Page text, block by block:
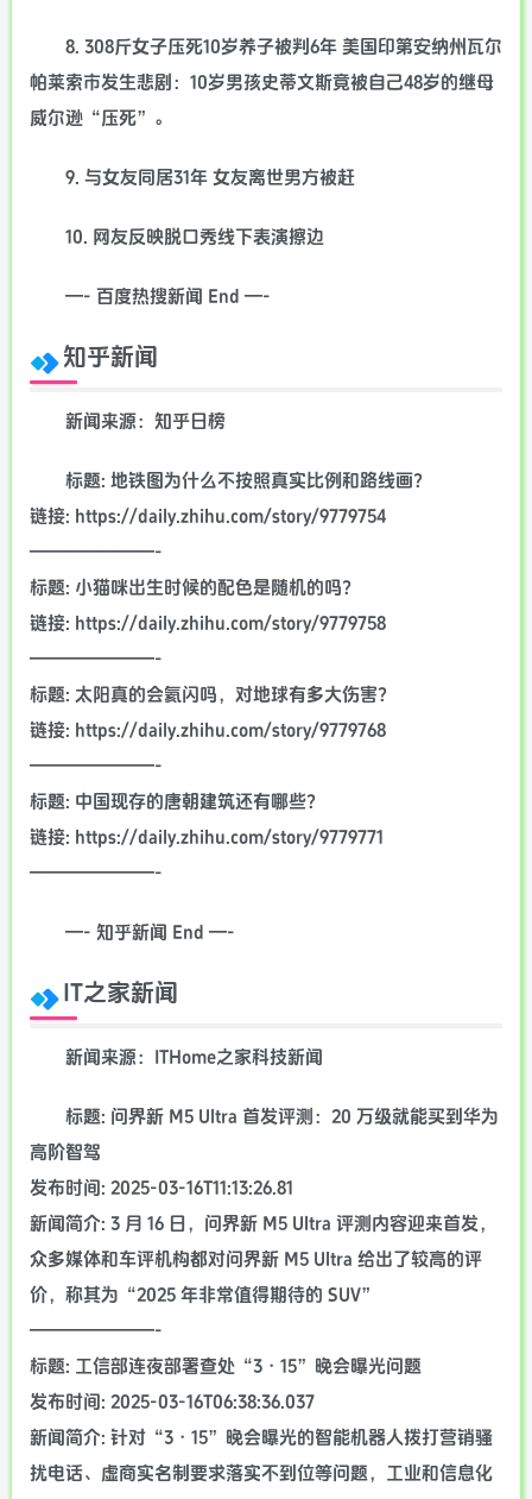
8. 308斤女子压死10岁养子被判6年 美国印第安纳州瓦尔
帕莱索市发生悲剧：10岁男孩史蒂文斯竟被自己48岁的继母
威尔逊“压死”。
9. 与女友同居31年 女友离世男方被赶
10. 网友反映脱口秀线下表演擦边
—- 百度热搜新闻 End —-
知乎新闻
新闻来源：知乎日榜
标题: 地铁图为什么不按照真实比例和路线画？
链接: https://daily.zhihu.com/story/9779754
———————-
标题: 小猫咪出生时候的配色是随机的吗？
链接: https://daily.zhihu.com/story/9779758
———————-
标题: 太阳真的会氦闪吗，对地球有多大伤害？
链接: https://daily.zhihu.com/story/9779768
———————-
标题: 中国现存的唐朝建筑还有哪些？
链接: https://daily.zhihu.com/story/9779771
———————-
—- 知乎新闻 End —-
IT之家新闻
新闻来源：ITHome之家科技新闻
标题: 问界新 M5 Ultra 首发评测：20 万级就能买到华为
高阶智驾
发布时间: 2025-03-16T11:13:26.81
新闻简介: 3 月 16 日，问界新 M5 Ultra 评测内容迎来首发，
众多媒体和车评机构都对问界新 M5 Ultra 给出了较高的评
价，称其为“2025 年非常值得期待的 SUV”
———————-
标题: 工信部连夜部署查处“3・15”晚会曝光问题
发布时间: 2025-03-16T06:38:36.037
新闻简介: 针对“3・15”晚会曝光的智能机器人拨打营销骚
扰电话、虚商实名制要求落实不到位等问题，工业和信息化